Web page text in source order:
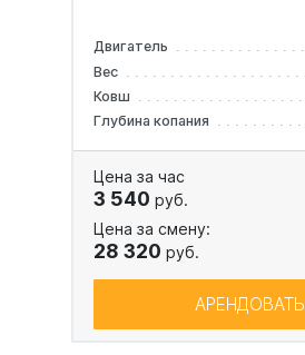
Двигатель
Вес
Ковш
Глубина копания
Цена за час
3 540 руб.
Цена за смену:
28 320 руб.
АРЕНДОВАТЬ